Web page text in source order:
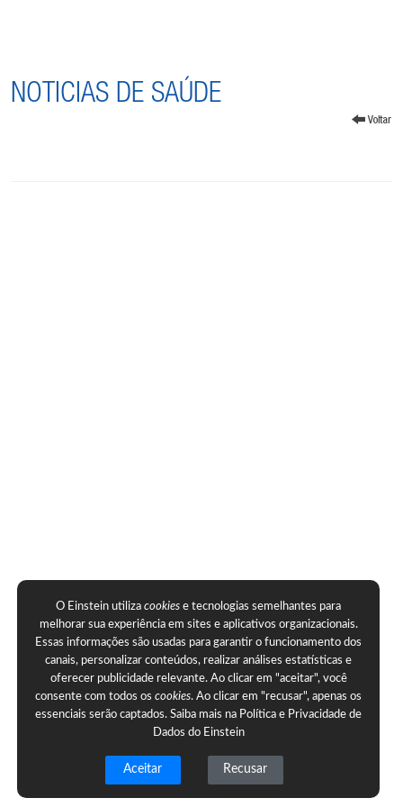
NOTICIAS DE SAÚDE
O Einstein utilizacookies e tecnologias semelhantes para
melhorar sua experiência em sites e aplicativos organizacionais.
Essas informações são usadas para garantir o funcionamento dos
canais, personalizar conteúdos, realizar análises estatísticas e
oferecer publicidade relevante. Ao clicar em "aceitar", você
consente com todos oscookies. Ao clicar em "recusar", apenas os
essenciais serão captados. Saiba mais na Política e Privacidade de
Dados do Einstein
Aceitar Recusar